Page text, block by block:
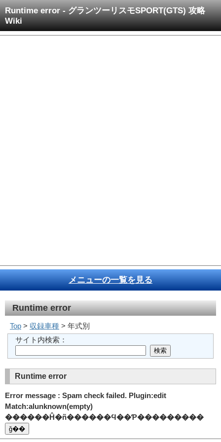
Runtime error - グランツーリスモSPORT(GTS) 攻略
Wiki
メニューの一覧を見る
Runtime error
Top > 収録車種 > 年式別
サイト内検索：
Runtime error
Error message : Spam check failed. Plugin:edit
Match:alunknown(empty)
������Ĥ�ñ������Ϥ��Ƥ���������